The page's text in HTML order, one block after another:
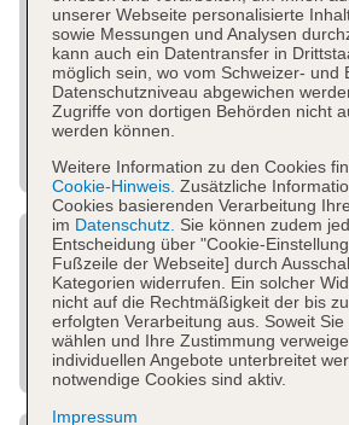
unserer Webseite personalisierte
sowie Messungen und Analysen
kann auch ein Datentransfer in
möglich sein, wo vom Schweizer- und
Datenschutzniveau abgewichen
Zugriffe von dortigen Behörden nicht
werden können.
Weitere Information zu den Cookies
Cookie-Hinweis. Zusätzliche
Cookies basierenden Verarbeitung
im Datenschutz. Sie können zudem
Entscheidung über "Cookie-
Fußzeile der Webseite] durch
Kategorien widerrufen. Ein solcher
nicht auf die Rechtmäßigkeit der bis
erfolgten Verarbeitung aus. Soweit Sie
wählen und Ihre Zustimmung
individuellen Angebote unterbreitet
notwendige Cookies sind aktiv.
Impressum